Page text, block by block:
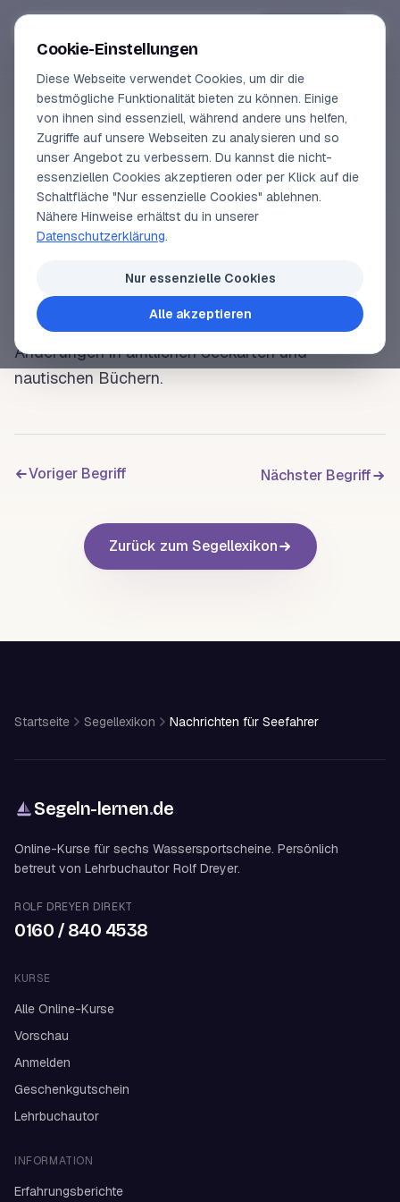
Online-Kurse
Vorschau
Erfahrungen
Lehrbuchautor
SEGELLEXIKON
Nachrichten für
Seefahrer
Das Amtsblatt desBSH. Es erscheint wöchentlich
und enthält neben aktuellen Bekanntmachungen
und neuen gesetzlichen Bestimmungen alle
Änderungen in amtlichenSeekartenund
nautischen Büchern.
Voriger Begriff Nächster Begriff
Zurück zum Segellexikon
Startseite Segellexikon Nachrichten für Seefahrer
Segeln-lernen.de
Online-Kurse für sechs Wassersportscheine. Persönlich
betreut von Lehrbuchautor Rolf Dreyer.
ROLF DREYER DIREKT
0160 / 840 4538
KURSE
Alle Online-Kurse
Vorschau
Anmelden
Geschenkgutschein
Lehrbuchautor
INFORMATION
Erfahrungsberichte
Cookie-Einstellungen
Diese Webseite verwendet Cookies, um dir die
bestmögliche Funktionalität bieten zu können. Einige
von ihnen sind essenziell, während andere uns helfen,
Zugriffe auf unsere Webseiten zu analysieren und so
unser Angebot zu verbessern. Du kannst die nicht-
essenziellen Cookies akzeptieren oder per Klick auf die
Schaltfläche "Nur essenzielle Cookies" ablehnen.
Nähere Hinweise erhältst du in unserer
Datenschutzerklärung.
Nur essenzielle Cookies
Alle akzeptieren